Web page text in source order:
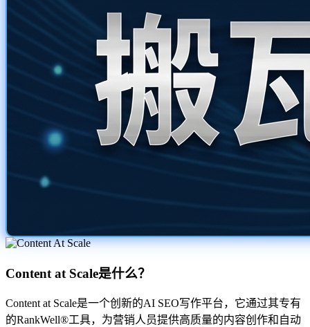
Content at Scale是什么？
Content at Scale是一个创新的AI SEO写作平台，它通过其专有
的RankWell®工具，为营销人员提供高质量的内容创作和自动